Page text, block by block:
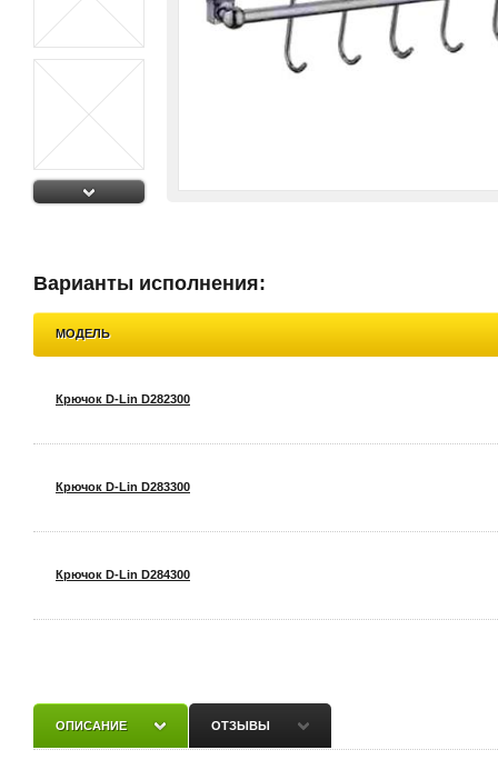
Варианты исполнения:
МОДЕЛЬ
Крючок D-Lin D282300
Крючок D-Lin D283300
Крючок D-Lin D284300
Крючок D-Lin D286300 снято с производства
ОПИСАНИЕ ОТЗЫВЫ